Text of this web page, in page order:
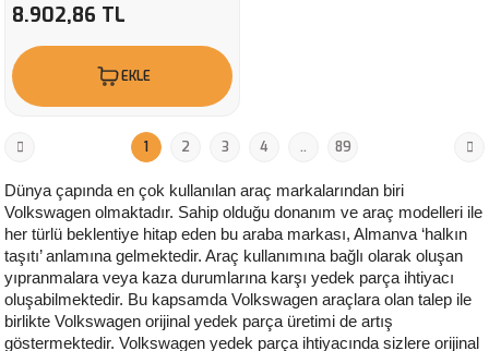
8.902,86 TL
EKLE
1 2 3 4 .. 89
Dünya çapında en çok kullanılan araç markalarından biri
Volkswagen olmaktadır. Sahip olduğu donanım ve araç modelleri ile
her türlü beklentiye hitap eden bu araba markası, Almanva ‘halkın
taşıtı’ anlamına gelmektedir. Araç kullanımına bağlı olarak oluşan
yıpranmalara veya kaza durumlarına karşı yedek parça ihtiyacı
oluşabilmektedir. Bu kapsamda Volkswagen araçlara olan talep ile
birlikte Volkswagen orijinal yedek parça üretimi de artış
göstermektedir. Volkswagen yedek parça ihtiyacında sizlere orijinal